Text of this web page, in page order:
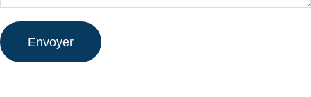
Envoyer